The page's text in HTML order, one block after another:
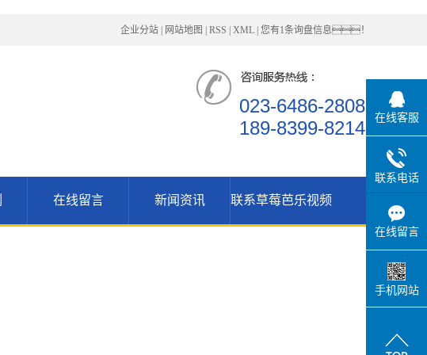
企业分站 网站地图 RSS XML 您有1条询盘信息！
023-6486-2808
189-8399-8214
在线留言
新闻资讯
联系草莓芭乐视频
在线客服
联系电话
在线留言
手机网站